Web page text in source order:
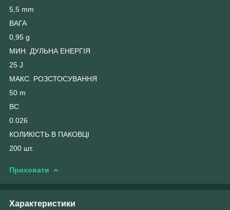
5,5 mm
ВАГА
0,95 g
МИН. ДУЛЬНА ЕНЕРГІЯ
25 J
МАКС. РОЗСТОСУВАННЯ
50 m
BC
0.026
КОЛИКІСТЬ В ПАКОВЦІ
200 шт.
Приховати
Характеристики